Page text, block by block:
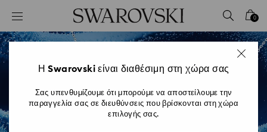
Accesskeys list
0 - Επικεφαλίδα
2 - Υποσέλιδο
0
Η Swarovski είναι διαθέσιμη στη χώρα σας
Σας υπενθυμίζουμε ότι μπορούμε να αποστείλουμε την
παραγγελία σας σε διευθύνσεις που βρίσκονται στη χώρα
επιλογής σας.